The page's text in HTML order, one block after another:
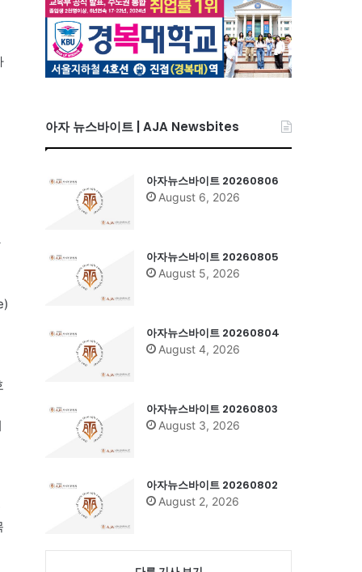
아자 뉴스바이트 | AJA Newsbites
아자뉴스바이트 20260806
August 6, 2026
아자뉴스바이트 20260805
August 5, 2026
아자뉴스바이트 20260804
August 4, 2026
아자뉴스바이트 20260803
August 3, 2026
아자뉴스바이트 20260802
August 2, 2026